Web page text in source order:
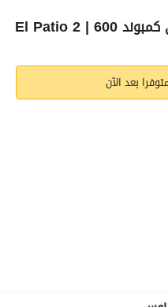
توين هاوس مفروش للإيجار في كمبوند El Patio 2 | 600
بعد الآن